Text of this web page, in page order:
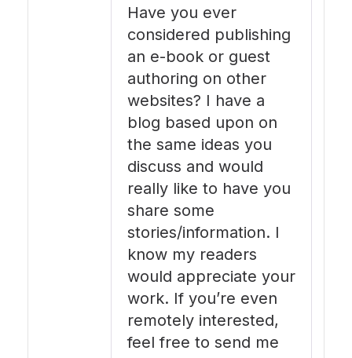
Have you ever
considered publishing
an e-book or guest
authoring on other
websites? I have a
blog based upon on
the same ideas you
discuss and would
really like to have you
share some
stories/information. I
know my readers
would appreciate your
work. If you’re even
remotely interested,
feel free to send me